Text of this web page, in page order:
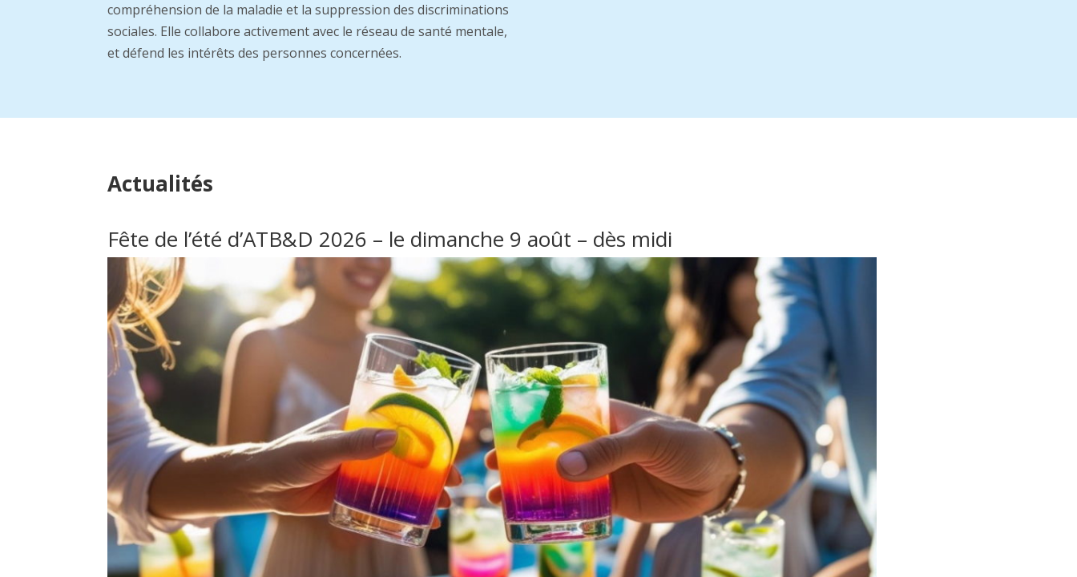
compréhension de la maladie et la suppression des discriminations
sociales. Elle collabore activement avec le réseau de santé mentale,
et défend les intérêts des personnes concernées.
Actualités
Fête de l’été d’ATB&D 2026 – le dimanche 9 août – dès midi